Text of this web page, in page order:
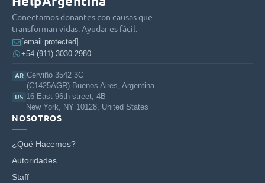
Conectamos donantes con causas que
transforman vidas. Ayudar es fácil.
[email protected]
+54 (911) 3030-2980
AR Cerviño 3542 3C
(C1425AGR) Buenos Aires, Argentina
US 16 East 96th street, 4B
New York, NY 10128, United States
NOSOTROS
¿Qué Hacemos?
Autoridades
Staff